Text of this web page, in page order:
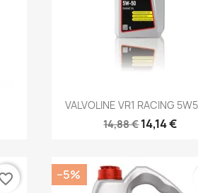
Kiirvaade
VALVOLINE VR1 RACING
14,88 €14,14 €
−5%